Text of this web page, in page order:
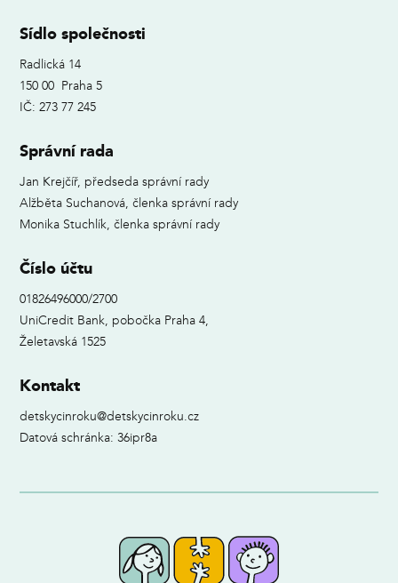
Sídlo společnosti
Radlická 14
150 00 Praha 5
IČ: 273 77 245
Správní rada
Jan Krejčíř, předseda správní rady
Alžběta Suchanová, členka správní rady
Monika Stuchlík, členka správní rady
Číslo účtu
01826496000/2700
UniCredit Bank, pobočka Praha 4,
Želetavská 1525
Kontakt
detskycinroku@detskycinroku.cz
Datová schránka: 36ipr8a